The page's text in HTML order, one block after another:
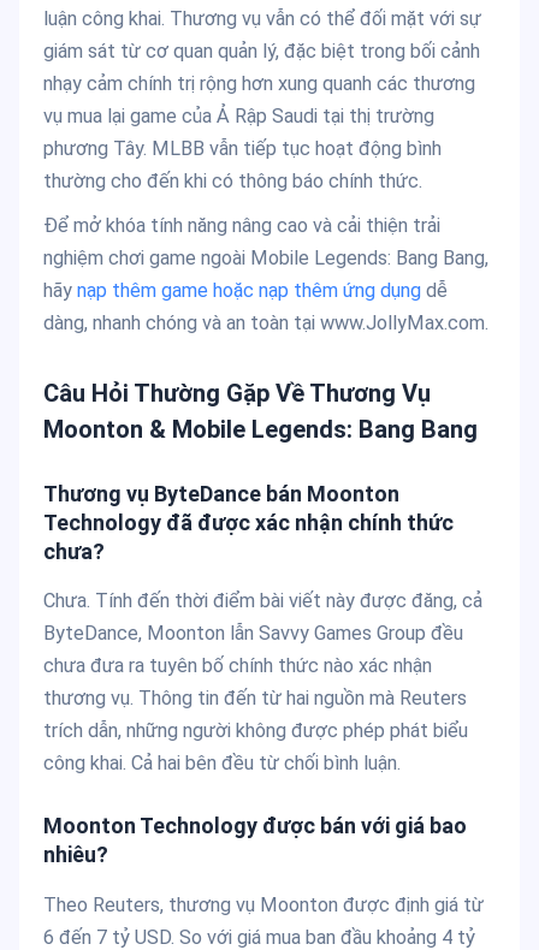
luận công khai. Thương vụ vẫn có thể đối mặt với sự
giám sát từ cơ quan quản lý, đặc biệt trong bối cảnh
nhạy cảm chính trị rộng hơn xung quanh các thương
vụ mua lại game của Ả Rập Saudi tại thị trường
phương Tây. MLBB vẫn tiếp tục hoạt động bình
thường cho đến khi có thông báo chính thức.
Để mở khóa tính năng nâng cao và cải thiện trải
nghiệm chơi game ngoài Mobile Legends: Bang Bang,
hãy nạp thêm game hoặc nạp thêm ứng dụng dễ
dàng, nhanh chóng và an toàn tại www.JollyMax.com.
Câu Hỏi Thường Gặp Về Thương Vụ
Moonton & Mobile Legends: Bang Bang
Thương vụ ByteDance bán Moonton
Technology đã được xác nhận chính thức
chưa?
Chưa. Tính đến thời điểm bài viết này được đăng, cả
ByteDance, Moonton lẫn Savvy Games Group đều
chưa đưa ra tuyên bố chính thức nào xác nhận
thương vụ. Thông tin đến từ hai nguồn mà Reuters
trích dẫn, những người không được phép phát biểu
công khai. Cả hai bên đều từ chối bình luận.
Moonton Technology được bán với giá bao
nhiêu?
Theo Reuters, thương vụ Moonton được định giá từ
6 đến 7 tỷ USD. So với giá mua ban đầu khoảng 4 tỷ